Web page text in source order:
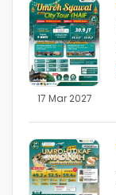
17 Mar 2027